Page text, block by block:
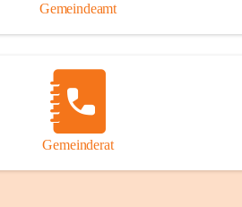
Gemeindeamt
Gemeinderat